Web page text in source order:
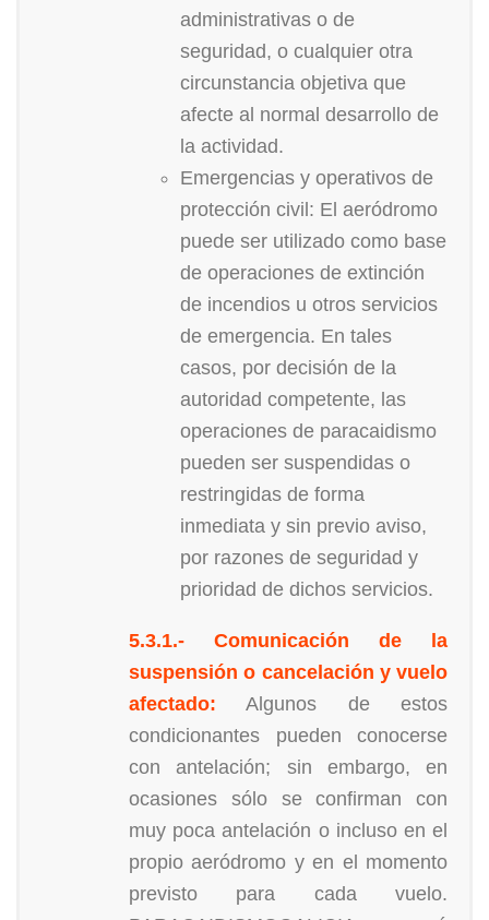
administrativas o de
seguridad, o cualquier otra
circunstancia objetiva que
afecte al normal desarrollo de
la actividad.
Emergencias y operativos de
protección civil: El aeródromo
puede ser utilizado como base
de operaciones de extinción
de incendios u otros servicios
de emergencia. En tales
casos, por decisión de la
autoridad competente, las
operaciones de paracaidismo
pueden ser suspendidas o
restringidas de forma
inmediata y sin previo aviso,
por razones de seguridad y
prioridad de dichos servicios.
5.3.1.- Comunicación de la
suspensión o cancelación y vuelo
afectado: Algunos de estos
condicionantes pueden conocerse
con antelación; sin embargo, en
ocasiones sólo se confirman con
muy poca antelación o incluso en el
propio aeródromo y en el momento
previsto para cada vuelo.